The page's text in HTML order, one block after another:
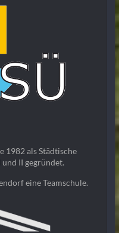
1982 als Städtische
II gegründet.
eine Teamschule.